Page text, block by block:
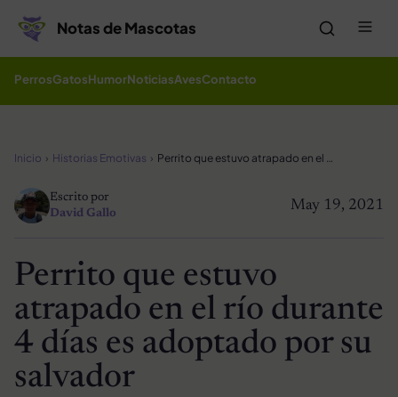
Notas de Mascotas
PerrosGatosHumorNoticiasAvesContacto
Inicio Historias Emotivas Perrito que estuvo atrapado en el río durante 4 días es adoptado por su salvador
May 19, 2021
Escrito por
David Gallo
Perrito que estuvo
atrapado en el río durante
4 días es adoptado por su
salvador